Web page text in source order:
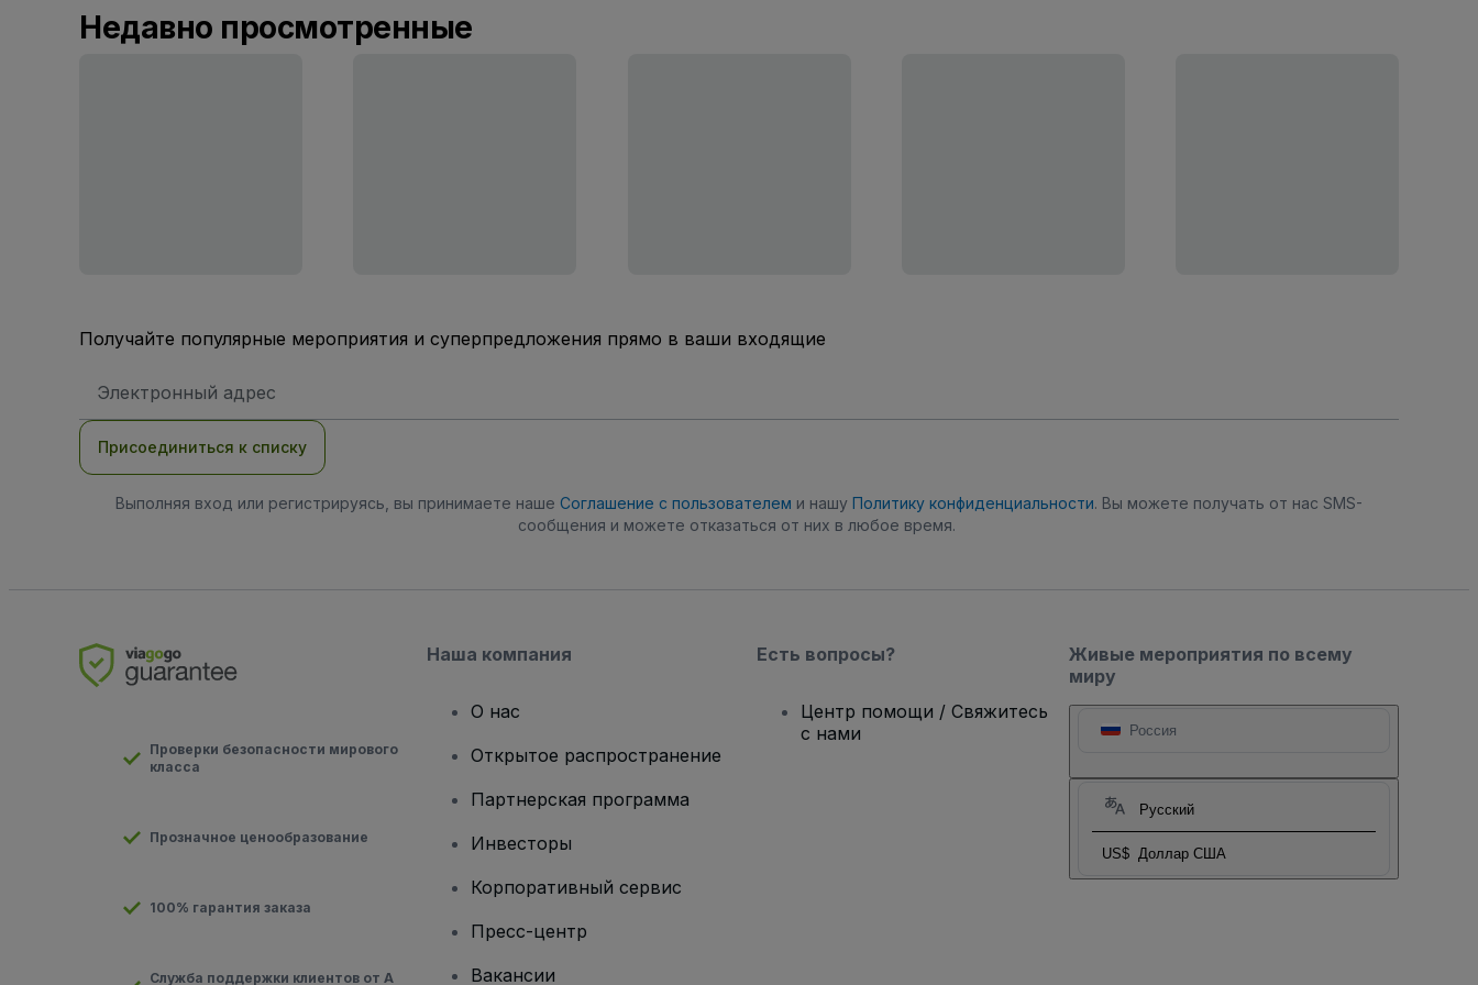
Недавно просмотренные
Получайте популярные мероприятия и суперпредложения прямо в ваши входящие
электронной
Присоединиться к списку
Выполняя вход или регистрируясь, вы принимаете наше Соглашение с пользователем и нашу Политику конфиденциальности. Вы можете получать от нас SMS-
сообщения и можете отказаться от них в любое время.
Живые мероприятия по всему
миру
Россия
Русский
US$ Доллар США
Проверки безопасности мирового
класса
Прозначное ценообразование
100% гарантия заказа
Служба поддержки клиентов от А
Наша компания
О нас
Открытое распространение
Партнерская программа
Инвесторы
Корпоративный сервис
Пресс-центр
Вакансии
Есть вопросы?
Центр помощи / Свяжитесь
с нами